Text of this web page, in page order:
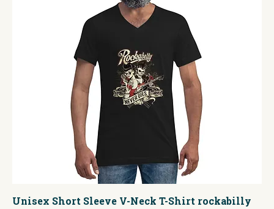
Unisex Short Sleeve V-Neck T-Shirt rockabilly